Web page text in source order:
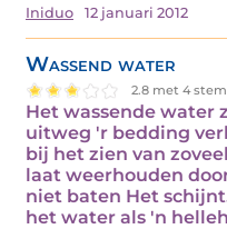
Iniduo 12 januari 2012
Wassend water
2.8 met 4
Het wassende water
uitweg 'r bedding
bij het zien van
laat weerhouden
niet baten Het
het water als 'n